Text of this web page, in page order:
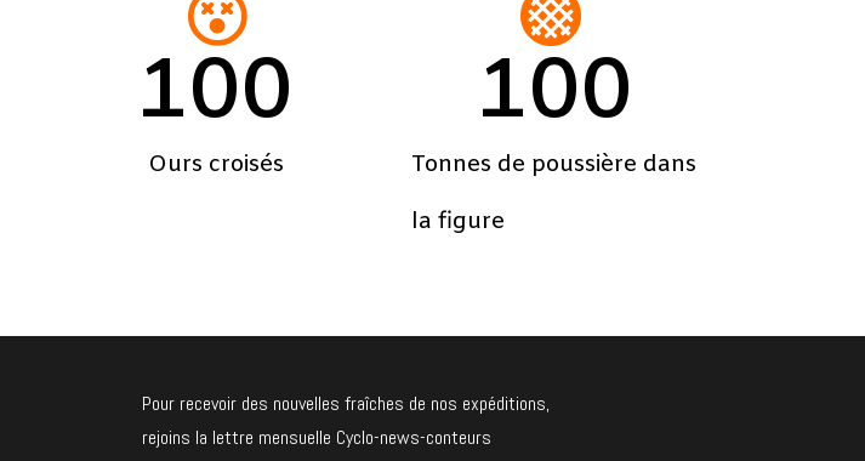
Ours croisés
100
Tonnes de poussière dans
la figure
100
Pour recevoir des nouvelles fraîches de nos expéditions,
rejoins la lettre mensuelle Cyclo-news-conteurs